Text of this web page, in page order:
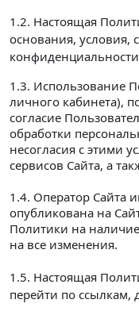
1.2. Настоящая
основания, условия,
1.3. Использование
личного кабинета),
согласие
обработки
несогласия с этими
сервисов Сайта, а
1.4. Оператор Сайта
опубликована на
Политики на
на все изменения.
1.5. Настоящая
перейти по ссылкам,